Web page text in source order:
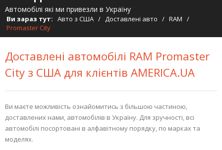
Автомобілі які ми привезли в Україну
Ви зараз тут: Авто з США / Доставлені авто / RAM /
Promaster City
Доставлені автомобілі RAM Promaster
City з США для клієнтів AMERICA.UA
Ви маєте можливість ознайомитись з більшою частиною,
доставлених нами, автомобілів в Україну. Для зручності, всі
автомобілі посортовані в алфавітному порядку, по марках та
моделях.